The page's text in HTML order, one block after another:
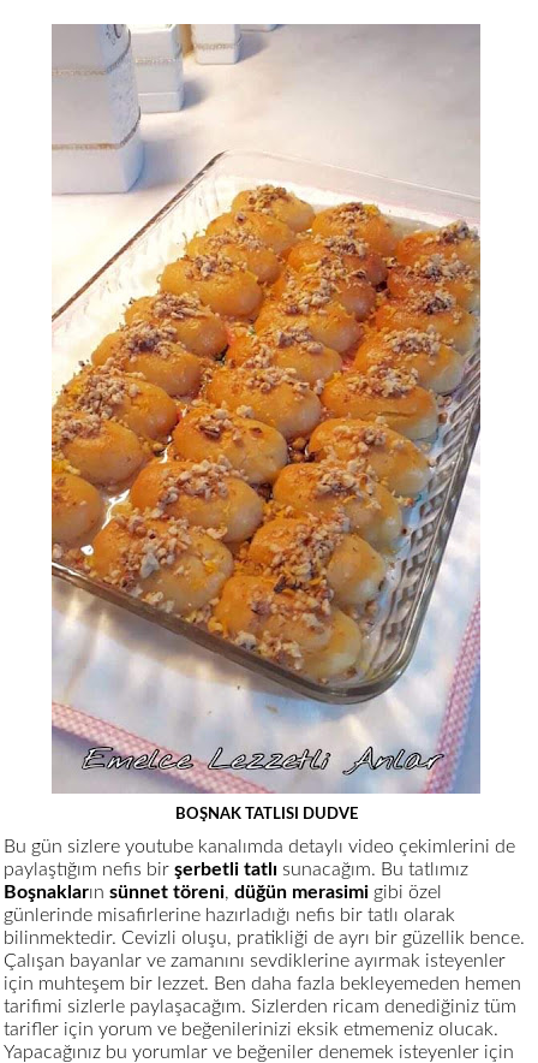
BOŞNAK TATLISI DUDVE
Bu gün sizlere youtube kanalımda detaylı video çekimlerini de
paylaştığım nefis bir şerbetli tatlı sunacağım. Bu tatlımız
Boşnakların sünnet töreni, düğün merasimi gibi özel
günlerinde misafirlerine hazırladığı nefis bir tatlı olarak
bilinmektedir. Cevizli oluşu, pratikliği de ayrı bir güzellik bence.
Çalışan bayanlar ve zamanını sevdiklerine ayırmak isteyenler
için muhteşem bir lezzet. Ben daha fazla bekleyemeden hemen
tarifimi sizlerle paylaşacağım. Sizlerden ricam denediğiniz tüm
tarifler için yorum ve beğenilerinizi eksik etmemeniz olucak.
Yapacağınız bu yorumlar ve beğeniler denemek isteyenler için